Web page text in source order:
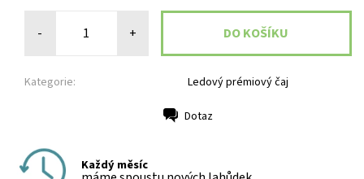
- +
Kategorie: Ledový prémiový čaj
Dotaz
Každý měsíc